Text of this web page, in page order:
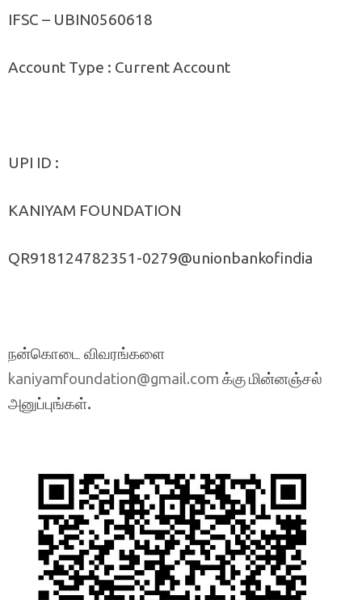
IFSC – UBIN0560618
Account Type : Current Account
UPI ID :
KANIYAM FOUNDATION
QR918124782351-0279@unionbankofindia
நன்கொடை விவரங்களை
kaniyamfoundation@gmail.com க்கு மின்னஞ்சல்
அனுப்புங்கள்.